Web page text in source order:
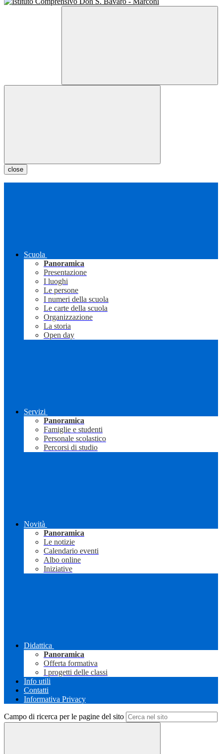
close
Scuola
Panoramica
Presentazione
I luoghi
Le persone
I numeri della scuola
Le carte della scuola
Organizzazione
La storia
Open day
Servizi
Panoramica
Famiglie e studenti
Personale scolastico
Percorsi di studio
Novità
Panoramica
Le notizie
Calendario eventi
Albo online
Iniziative
Didattica
Panoramica
Offerta formativa
I progetti delle classi
Info utili
Contatti
Informativa Privacy
Campo di ricerca per le pagine del sito